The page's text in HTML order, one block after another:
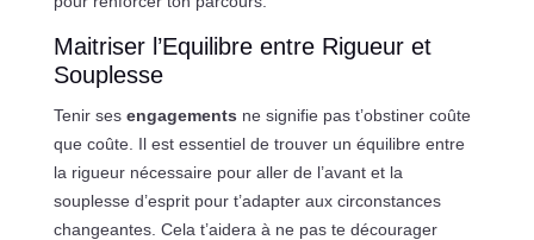
Maitriser l’Equilibre entre Rigueur et
Souplesse
Tenir ses engagements ne signifie pas t’obstiner coûte
que coûte. Il est essentiel de trouver un équilibre entre
la rigueur nécessaire pour aller de l’avant et la
souplesse d’esprit pour t’adapter aux circonstances
changeantes. Cela t’aidera à ne pas te décourager